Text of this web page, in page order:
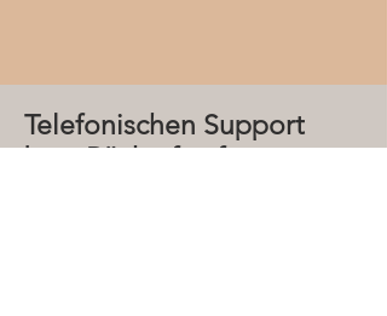
Telefonischen Support
bzw. Rückruf anfragen